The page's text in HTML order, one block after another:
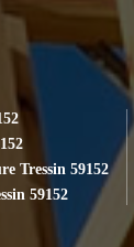
Tressin 59152
59152